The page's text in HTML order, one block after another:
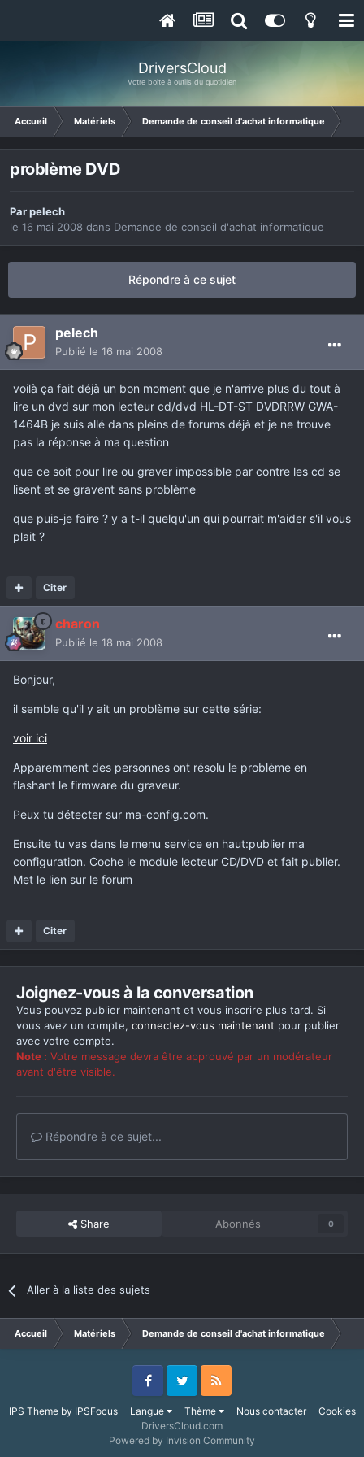
DriversCloud
Votre boite à outils du quotidien
Accueil Matériels Demande de conseil d'achat informatique
problème DVD
Parpelech
le 16 mai 2008 dans Demande de conseil d'achat informatique
Répondre à ce sujet
pelech
Publié le 16 mai 2008
voilà ça fait déjà un bon moment que je n'arrive plus du tout à
lire un dvd sur mon lecteur cd/dvd HL-DT-ST DVDRRW GWA-
1464B je suis allé dans pleins de forums déjà et je ne trouve
pas la réponse à ma question
que ce soit pour lire ou graver impossible par contre les cd se
lisent et se gravent sans problème
que puis-je faire ? y a t-il quelqu'un qui pourrait m'aider s'il vous
plait ?
Citer
charon
Publié le 18 mai 2008
Bonjour,
il semble qu'il y ait un problème sur cette série:
voir ici
Apparemment des personnes ont résolu le problème en
flashant le firmware du graveur.
Peux tu détecter sur ma-config.com.
Ensuite tu vas dans le menu service en haut:publier ma
configuration. Coche le module lecteur CD/DVD et fait publier.
Met le lien sur le forum
Citer
Joignez-vous à la conversation
Vous pouvez publier maintenant et vous inscrire plus tard. Si
vous avez un compte, connectez-vous maintenant pour publier
avec votre compte.
Note : Votre message devra être approuvé par un modérateur
avant d'être visible.
Répondre à ce sujet...
Share Abonnés 0
Aller à la liste des sujets
Accueil Matériels Demande de conseil d'achat informatique
IPS Themeby IPSFocus Langue Thème Nous contacter Cookies
FacebookTwitter RSS
DriversCloud.com
Powered by Invision Community